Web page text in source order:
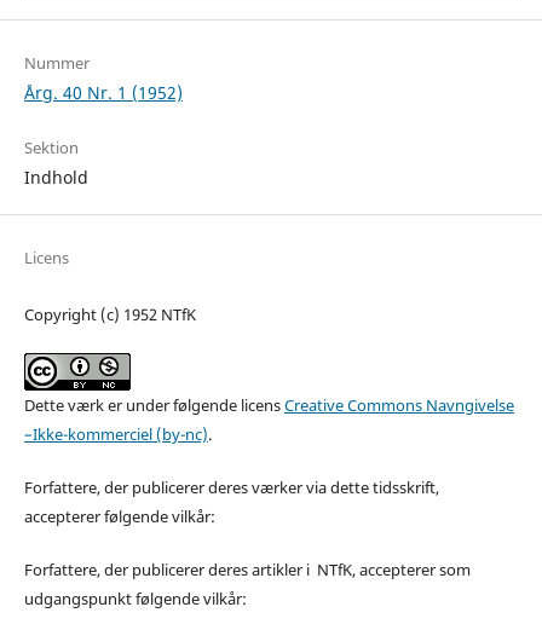
Nummer
Årg. 40 Nr. 1 (1952)
Sektion
Indhold
Licens
Copyright (c) 1952 NTfK
Dette værk er under følgende licensCreative Commons Navngivelse
–Ikke-kommerciel (by-nc).
Forfattere, der publicerer deres værker via dette tidsskrift,
accepterer følgende vilkår:
Forfattere, der publicerer deres artikler i NTfK, accepterer som
udgangspunkt følgende vilkår: